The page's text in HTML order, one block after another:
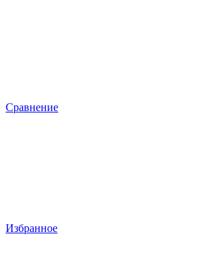
Сравнение
Избранное